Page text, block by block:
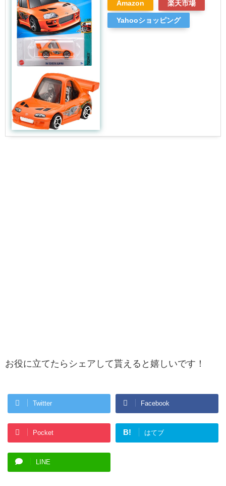
Amazon 楽天市場
Yahooショッピング
お役に立てたらシェアして貰えると嬉しいです！
Twitter Facebook
Pocket B! はてブ
LINE